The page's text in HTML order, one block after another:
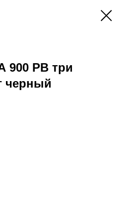
900 PB три
черный